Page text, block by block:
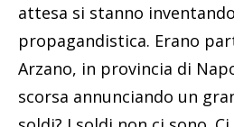
attesa si stanno
propagandistica. Erano
Arzano, in provincia di
scorsa annunciando un